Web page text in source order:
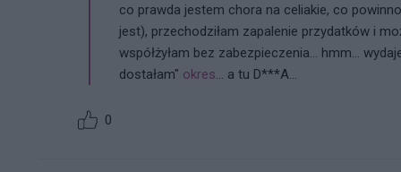
co prawda jestem chora na celiakie, co
jest), przechodziłam zapalenie przydatków i
współżyłam bez zabezpieczenia... hmm...
dostałam" okres... a tu D***A...
0